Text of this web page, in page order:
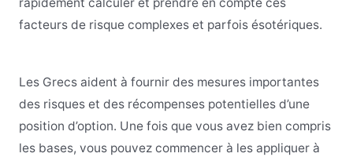
rapidement calculer et prendre en compte ces
facteurs de risque complexes et parfois ésotériques.
Les Grecs aident à fournir des mesures importantes
des risques et des récompenses potentielles d’une
position d’option. Une fois que vous avez bien compris
les bases, vous pouvez commencer à les appliquer à